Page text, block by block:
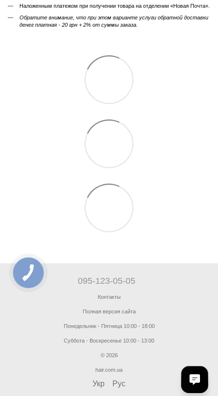
Наложенным платежом при получении товара на отделении «Новая Почта».
Обратите внимание, что при этом варианте услуги обратной доставки
денег платная - 20 грн + 2% от суммы заказа.
095-123-05-05
Контакты
Полная версия сайта
Понедельник - Пятница 10:00 - 18:00
Суббота - Воскресенье 10:00 - 13:00
© 2026
hair.com.ua
Укр Рус